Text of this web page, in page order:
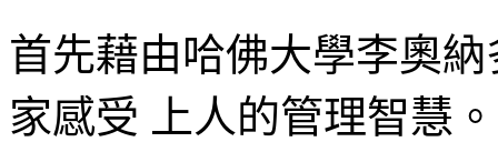
首先藉由哈佛大學李奧
家感受 上人的管理智慧